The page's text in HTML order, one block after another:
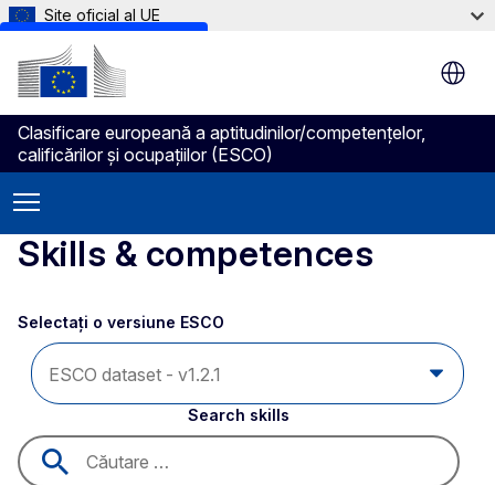
Skip to main content
Site oficial al UE
Clasificare europeană a aptitudinilor/competenţelor,
calificărilor şi ocupaţiilor (ESCO)
Skills & competences
Selectați o versiune ESCO
Search skills